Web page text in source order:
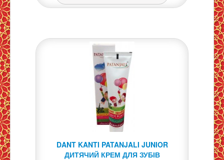
DANT KANTI PATANJALI JUNIOR
ДИТЯЧИЙ КРЕМ ДЛЯ ЗУБІВ